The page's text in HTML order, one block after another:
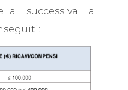
successiva a